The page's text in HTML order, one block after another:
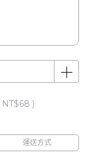
NT$68 )
運送方式